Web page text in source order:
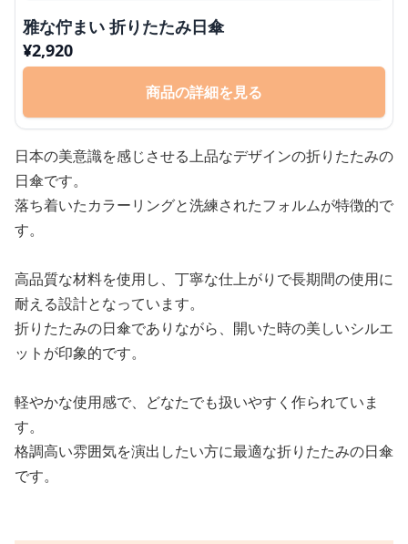
雅な佇まい 折りたたみ日傘
¥2,920
商品の詳細を見る
日本の美意識を感じさせる上品なデザインの折りたたみの
日傘です。
落ち着いたカラーリングと洗練されたフォルムが特徴的で
す。
高品質な材料を使用し、丁寧な仕上がりで長期間の使用に
耐える設計となっています。
折りたたみの日傘でありながら、開いた時の美しいシルエ
ットが印象的です。
軽やかな使用感で、どなたでも扱いやすく作られていま
す。
格調高い雰囲気を演出したい方に最適な折りたたみの日傘
です。